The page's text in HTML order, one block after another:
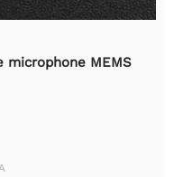
microphone MEMS